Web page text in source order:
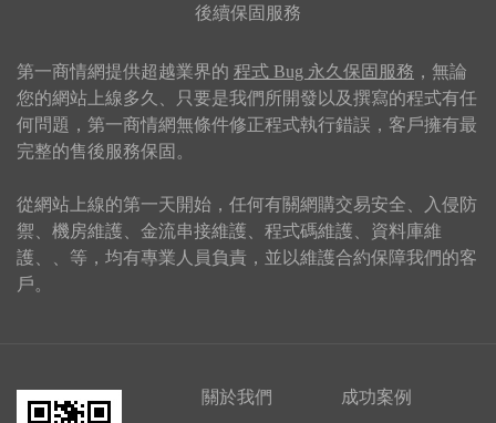
後續保固服務
第一商情網提供超越業界的 程式 Bug 永久保固服務 ，無論
您的網站上線多久、只要是我們所開發以及撰寫的程式有任
何問題，第一商情網無條件修正程式執行錯誤，客戶擁有最
完整的售後服務保固。
從網站上線的第一天開始，任何有關網購交易安全、入侵防
禦、機房維護、金流串接維護、程式碼維護、資料庫維
護、、等，均有專業人員負責，並以維護合約保障我們的客
戶。
關於我們 成功案例